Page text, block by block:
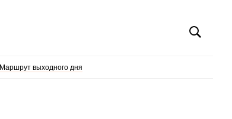
Маршрут выходного дня